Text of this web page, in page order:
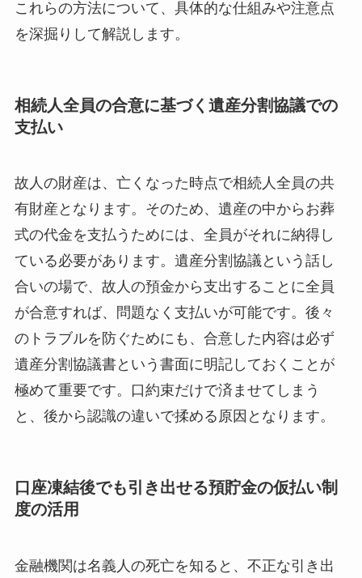
これらの方法について、具体的な仕組みや注意点
を深掘りして解説します。
相続人全員の合意に基づく遺産分割協議での
支払い
故人の財産は、亡くなった時点で相続人全員の共
有財産となります。そのため、遺産の中からお葬
式の代金を支払うためには、全員がそれに納得し
ている必要があります。遺産分割協議という話し
合いの場で、故人の預金から支出することに全員
が合意すれば、問題なく支払いが可能です。後々
のトラブルを防ぐためにも、合意した内容は必ず
遺産分割協議書という書面に明記しておくことが
極めて重要です。口約束だけで済ませてしまう
と、後から認識の違いで揉める原因となります。
口座凍結後でも引き出せる預貯金の仮払い制
度の活用
金融機関は名義人の死亡を知ると、不正な引き出